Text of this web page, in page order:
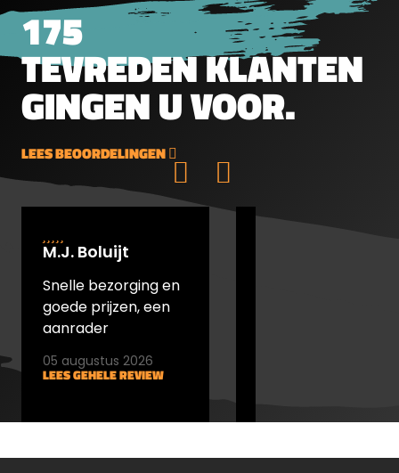
175
TEVREDEN KLANTEN
GINGEN U VOOR.
LEES BEOORDELINGEN
M.J. Boluijt
Snelle bezorging en
goede prijzen, een
aanrader
LEES GEHELE REVIEW
05 augustus 2026